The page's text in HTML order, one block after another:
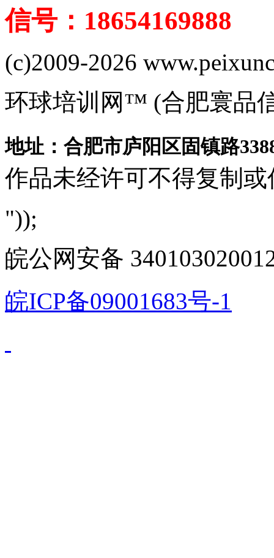
信号：18654169888
(c)2009-2026
环球培训网™ (合肥寰品
地址：合肥市庐阳区固镇路
作品未经许可不得复制或
"));
皖公网安备
皖ICP备09001683号-1